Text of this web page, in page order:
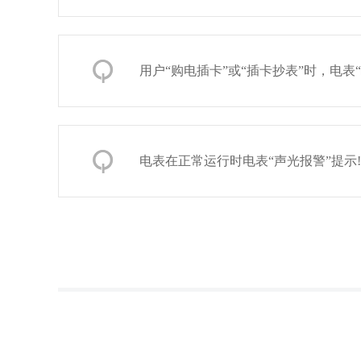
用户“购电插卡”或“插卡抄表”时，电表
电表在正常运行时电表“声光报警”提示!